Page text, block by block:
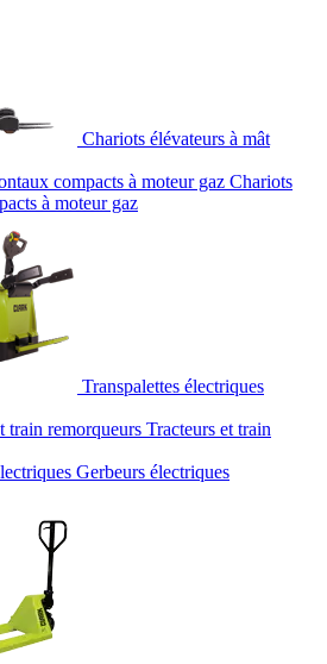
Chariots élévateurs à mât
Chariots
à moteur gaz
Transpalettes électriques
Tracteurs et train
Gerbeurs électriques